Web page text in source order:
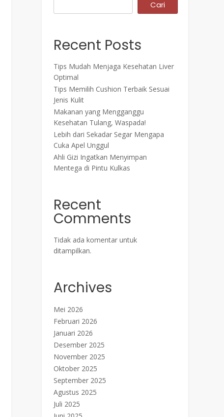
Cari
Recent Posts
Tips Mudah Menjaga Kesehatan Liver
Optimal
Tips Memilih Cushion Terbaik Sesuai
Jenis Kulit
Makanan yang Mengganggu
Kesehatan Tulang, Waspada!
Lebih dari Sekadar Segar Mengapa
Cuka Apel Unggul
Ahli Gizi Ingatkan Menyimpan
Mentega di Pintu Kulkas
Recent
Comments
Tidak ada komentar untuk
ditampilkan.
Archives
Mei 2026
Februari 2026
Januari 2026
Desember 2025
November 2025
Oktober 2025
September 2025
Agustus 2025
Juli 2025